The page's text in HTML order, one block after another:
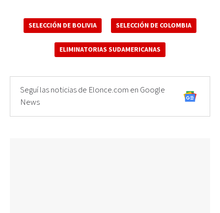
SELECCIÓN DE BOLIVIA SELECCIÓN DE COLOMBIA
ELIMINATORIAS SUDAMERICANAS
Seguí las noticias de Elonce.com en Google
News